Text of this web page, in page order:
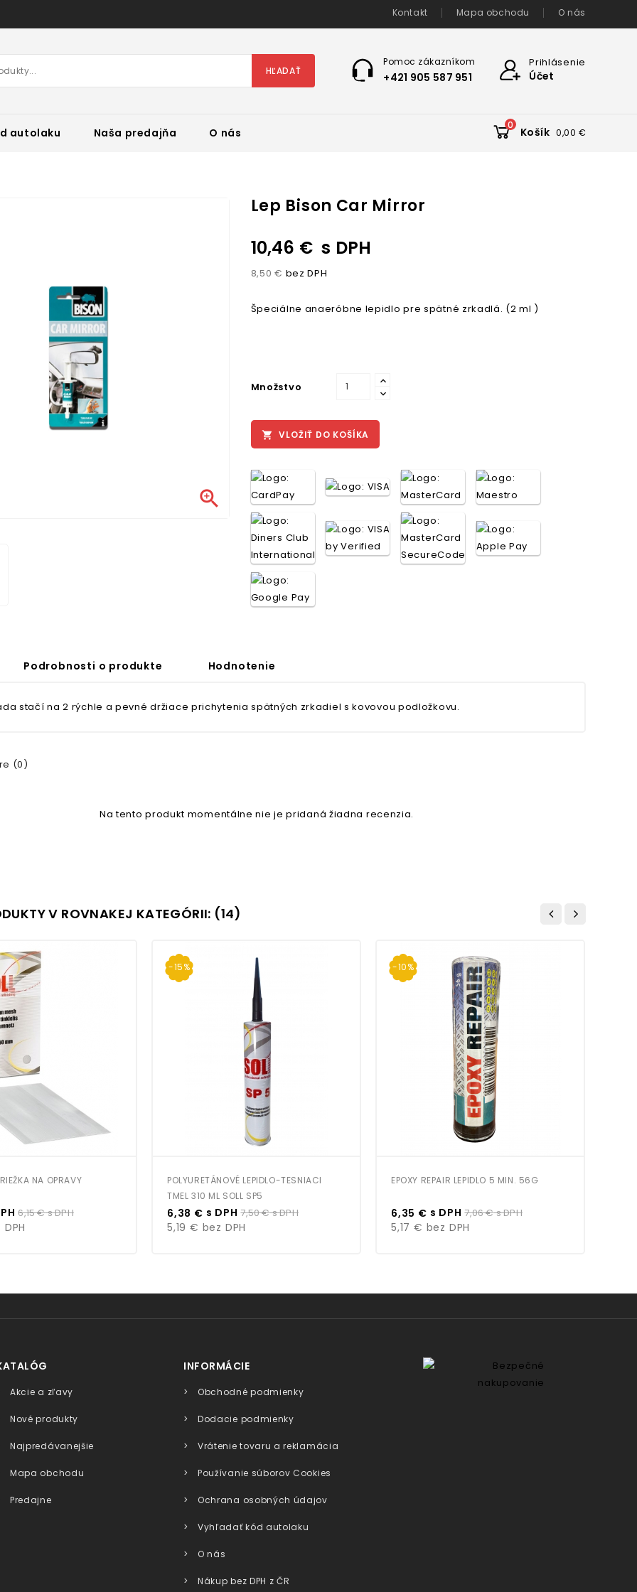
Kontakt Mapa obchodu O nás
Prihlásenie
Účet
Pomoc zákazníkom
+421 905 587 951
HĽADAŤ
autolaku Naša predajňa O nás
0
Košík 0,00 €

Lep Bison Car Mirror
10,46 € s DPH
8,50 € bez DPH
Špeciálne anaeróbne lepidlo pre spätné zrkadlá. (2 ml )
Množstvo
 VLOŽIŤ DO KOŠÍKA
Podrobnosti o produkte Hodnotenie
stačí na 2 rýchle a pevné držiace prichytenia spätných zrkadiel s kovovou podložkovu.
(0)
Na tento produkt momentálne nie je pridaná žiadna recenzia.
V ROVNAKEJ KATEGÓRII: (14)
NA OPRAVY
Bežná
cena
6,15 €s DPH
-15%
POLYURETÁNOVÉ LEPIDLO-TESNIACI
TMEL 310 ML SOLL SP5
Cena
6,38 € s DPH Bežná
cena
7,50 €s DPH
5,19 € bez DPH
-10%
EPOXY REPAIR LEPIDLO 5 MIN. 56G
Cena
6,35 € s DPH Bežná
cena
7,06 €s DPH
5,17 € bez DPH
Akcie a zľavy
Nové produkty
Najpredávanejšie
Mapa obchodu
Predajne
INFORMÁCIE
Obchodné podmienky
Dodacie podmienky
Vrátenie tovaru a reklamácia
Používanie súborov Cookies
Ochrana osobných údajov
Vyhľadať kód autolaku
O nás
Nákup bez DPH z ČR